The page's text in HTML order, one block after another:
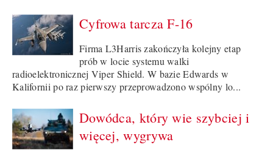
Cyfrowa tarcza F-16
Firma L3Harris zakończyła kolejny etap
prób w locie systemu walki
radioelektronicznej Viper Shield. W bazie Edwards w
Kalifornii po raz pierwszy przeprowadzono wspólny lo...
Dowódca, który wie szybciej i
więcej, wygrywa